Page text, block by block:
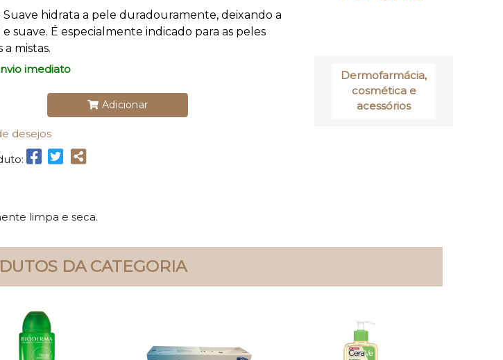
hidrata a pele duradouramente, deixando a
suave. É especialmente indicado para as peles
a mistas.
imediato
Adicionar
desejos
Dermofarmácia,
cosmética e
acessórios
limpa e seca.
DA CATEGORIA